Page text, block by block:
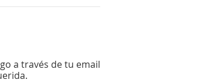
a través de tu email